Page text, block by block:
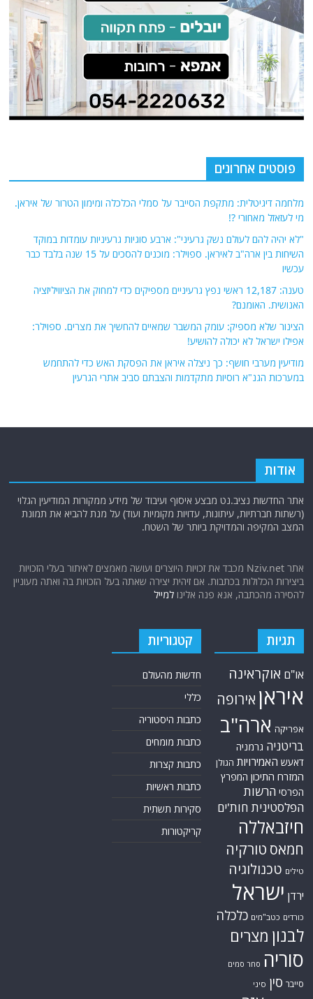
פוסטים אחרונים
מלחמה דיגיטלית: מתקפת הסייבר על סמלי הכלכלה ומימון הטרור של איראן.
מי לעזאזל מאחורי ?!
"לא יהיה להם לעולם נשק גרעיני": ארבע סוגיות גרעיניות עומדות במוקד
השיחות בין ארה"ב לאיראן. ספוילר: מוכנים להסכים על 15 שנה בלבד כבר
עכשיו
טענה: 12,187 ראשי נפץ גרעיניים מספיקים כדי למחוק את הציוויליזציה
האנושית. האומנם?
הצינור שלא מספיק: עומק המשבר שמאיים להחשיך את מצרים. ספוילר:
אפילו ישראל לא יכולה להושיע!
מודיעין מערבי חושף: כך ניצלה איראן את הפסקת האש כדי להתחמש
במערכות הגנ"א רוסיות מתקדמות והצבתם סביב אתרי הגרעין
אודות
אתר החדשות נציב.נט מבצע איסוף ועיבוד של מידע ממקורות המודיעין הגלוי
(רשתות חברתיות, עיתונות, עדויות מקומיות ועוד) על מנת להביא את תמונת
המצב המקיפה והמדויקת ביותר של השטח.
אתר Nziv.net מכבד את זכויות היוצרים ועושה מאמצים לאיתור בעלי הזכויות
ביצירות הכלולות בכתבות. אם זיהית יצירה שאתה בעל הזכויות בה ואתה מעוניין
להסירה מהכתבה, אנא פנה אלינולמייל
תגיות
או"ם אוקראינה
איראן אירופה
אפריקה ארה"ב
בריטניה גרמניה
דאעש האמירויות הגולן
המזרח התיכון המפרץ
הפרסי הרשות
הפלסטינית חות'ים
חיזבאללה
חמאס טורקיה
טילים טכנולוגיה
ירדן ישראל
כורדים כטב"מים כלכלה
לבנון מצרים
סוריה סחר סמים
סייבר סין סיני
קטגוריות
חדשות מהעולם
כללי
כתבות היסטוריה
כתבות מומחים
כתבות קצרות
כתבות ראשיות
סקירות תשתית
קריקטורות